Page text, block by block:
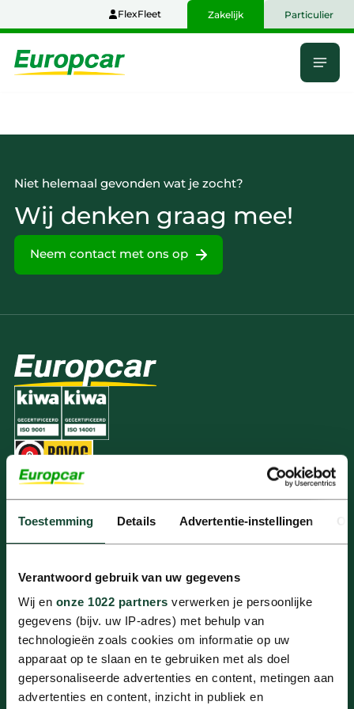
Toestemming Details Advertentie-instellingen
Verantwoord gebruik van uw gegevens
Wij en onze 1022 partners verwerken je persoonlijke
gegevens (bijv. uw IP-adres) met behulp van
technologieën zoals cookies om informatie op uw
apparaat op te slaan en te gebruiken met als doel
gepersonaliseerde advertenties en content, metingen aan
advertenties en content, inzicht in publiek en
hoofdinhoud
FlexFleet Zakelijk Particulier
Home
Niet helemaal gevonden wat je zocht?
Wij denken graag mee!
Neem contact met ons op
Oplossingen
Auto huren
Shortlease
Poolauto’s
Wagenpark
Over Europcar